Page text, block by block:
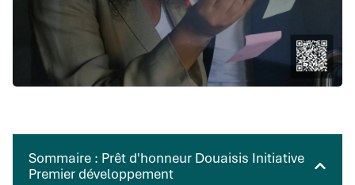
Sommaire : Prêt d'honneur Douaisis Initiative
Premier développement